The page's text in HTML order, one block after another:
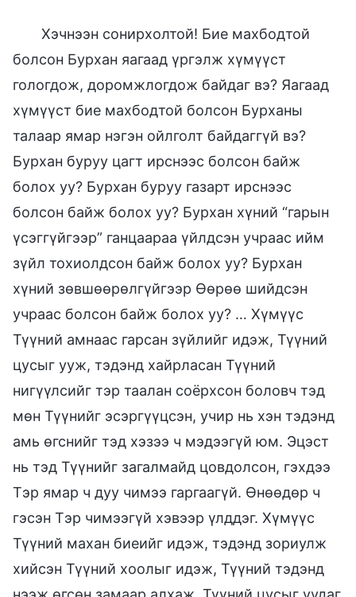
Хэчнээн сонирхолтой! Бие махбодтой
болсон Бурхан яагаад үргэлж хүмүүст
гологдож, доромжлогдож байдаг вэ? Яагаад
хүмүүст бие махбодтой болсон Бурханы
талаар ямар нэгэн ойлголт байдаггүй вэ?
Бурхан буруу цагт ирснээс болсон байж
болох уу? Бурхан буруу газарт ирснээс
болсон байж болох уу? Бурхан хүний “гарын
үсэггүйгээр” ганцаараа үйлдсэн учраас ийм
зүйл тохиолдсон байж болох уу? Бурхан
хүний зөвшөөрөлгүйгээр Өөрөө шийдсэн
учраас болсон байж болох уу? … Хүмүүс
Түүний амнаас гарсан зүйлийг идэж, Түүний
цусыг ууж, тэдэнд хайрласан Түүний
нигүүлсийг тэр таалан соёрхсон боловч тэд
мөн Түүнийг эсэргүүцсэн, учир нь хэн тэдэнд
амь өгснийг тэд хэзээ ч мэдээгүй юм. Эцэст
нь тэд Түүнийг загалмайд цовдолсон, гэхдээ
Тэр ямар ч дуу чимээ гаргаагүй. Өнөөдөр ч
гэсэн Тэр чимээгүй хэвээр үлддэг. Хүмүүс
Түүний махан биеийг идэж, тэдэнд зориулж
хийсэн Түүний хоолыг идэж, Түүний тэдэнд